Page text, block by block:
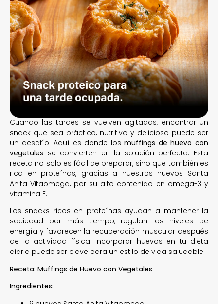
Cuando las tardes se vuelven agitadas, encontrar un
snack que sea práctico, nutritivo y delicioso puede ser
un desafío. Aquí es donde losmuffings de huevo con
vegetales se convierten en la solución perfecta. Esta
receta no solo es fácil de preparar, sino que también es
rica en proteínas, gracias a nuestros huevos Santa
Anita Vitaomega, por su alto contenido en omega-3 y
vitamina E.
Los snacks ricos en proteínas ayudan a mantener la
saciedad por más tiempo, regulan los niveles de
energía y favorecen la recuperación muscular después
de la actividad física. Incorporar huevos en tu dieta
diaria puede ser clave para un estilo de vida saludable.
Receta: Muffings de Huevo con Vegetales
Ingredientes: